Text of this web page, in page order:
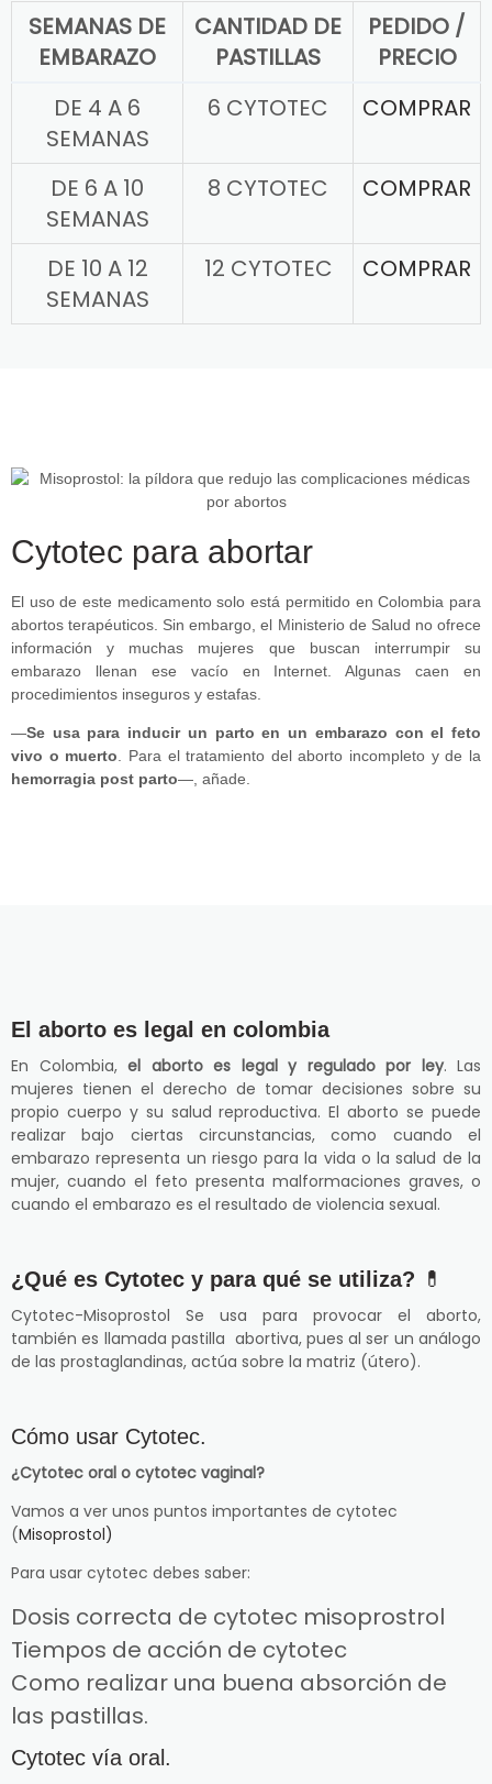
SEMANAS DE
EMBARAZO
CANTIDAD DE
PASTILLAS
PEDIDO /
PRECIO
DE 4 A 6
SEMANAS
6 CYTOTEC COMPRAR
DE 6 A 10
SEMANAS
8 CYTOTEC COMPRAR
DE 10 A 12
SEMANAS
12 CYTOTEC COMPRAR
Cytotec para abortar
El uso de este medicamento solo está permitido en Colombia para
abortos terapéuticos. Sin embargo, el Ministerio de Salud no ofrece
información y muchas mujeres que buscan interrumpir su
embarazo llenan ese vacío en Internet. Algunas caen en
procedimientos inseguros y estafas.
—Se usa para inducir un parto en un embarazo con el feto
vivo o muerto . Para el tratamiento del aborto incompleto y de la
hemorragia post parto—, añade.
El aborto es legal en colombia
En Colombia, el aborto es legal y regulado por ley. Las
mujeres tienen el derecho de tomar decisiones sobre su
propio cuerpo y su salud reproductiva. El aborto se puede
realizar bajo ciertas circunstancias, como cuando el
embarazo representa un riesgo para la vida o la salud de la
mujer, cuando el feto presenta malformaciones graves, o
cuando el embarazo es el resultado de violencia sexual.
¿Qué es Cytotec y para qué se utiliza? 💊
Cytotec-Misoprostol Se usa para provocar el aborto,
también es llamada pastilla abortiva, pues al ser un análogo
de las prostaglandinas, actúa sobre la matriz (útero).
Cómo usar Cytotec.
¿Cytotec oral o cytotec vaginal?
Vamos a ver unos puntos importantes de cytotec
(Misoprostol)
Para usar cytotec debes saber:
Dosis correcta de cytotec misoprostrol
Tiempos de acción de cytotec
Como realizar una buena absorción de
las pastillas.
Cytotec vía oral.